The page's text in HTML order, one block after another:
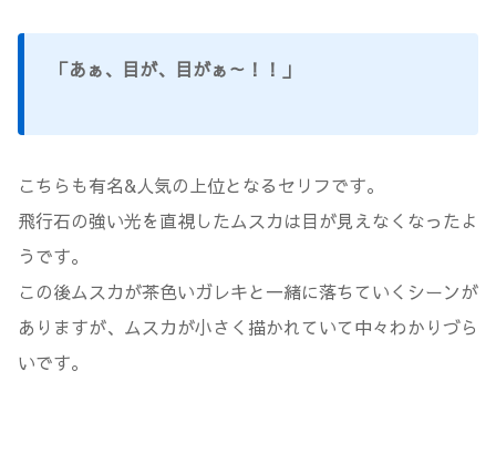
「あぁ、目が、目がぁ～！！」
こちらも有名&人気の上位となるセリフです。
飛行石の強い光を直視したムスカは目が見えなくなったよ
うです。
この後ムスカが茶色いガレキと一緒に落ちていくシーンが
ありますが、ムスカが小さく描かれていて中々わかりづら
いです。